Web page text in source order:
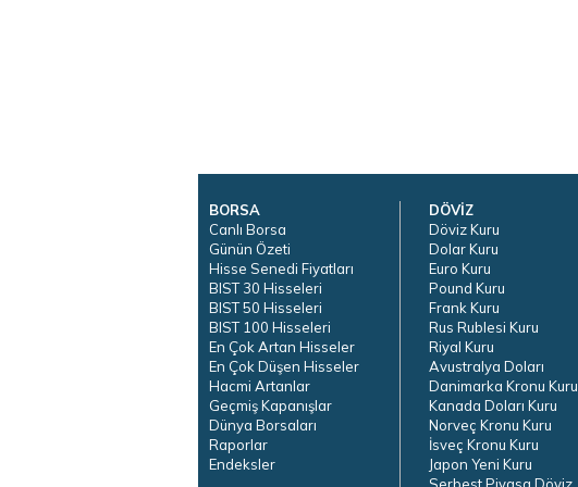
BORSA
Canlı Borsa
Günün Özeti
Hisse Senedi Fiyatları
BIST 30 Hisseleri
BIST 50 Hisseleri
BIST 100 Hisseleri
En Çok Artan Hisseler
En Çok Düşen Hisseler
Hacmi Artanlar
Geçmiş Kapanışlar
Dünya Borsaları
Raporlar
Endeksler
DÖVİZ
Döviz Kuru
Dolar Kuru
Euro Kuru
Pound Kuru
Frank Kuru
Rus Rublesi Kuru
Riyal Kuru
Avustralya Doları
Danimarka Kronu Kuru
Kanada Doları Kuru
Norveç Kronu Kuru
İsveç Kronu Kuru
Japon Yeni Kuru
Serbest Piyasa Döviz